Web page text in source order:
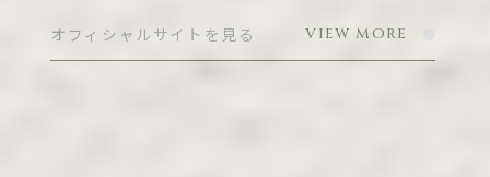
オフィシャルサイトを見る VIEW MORE